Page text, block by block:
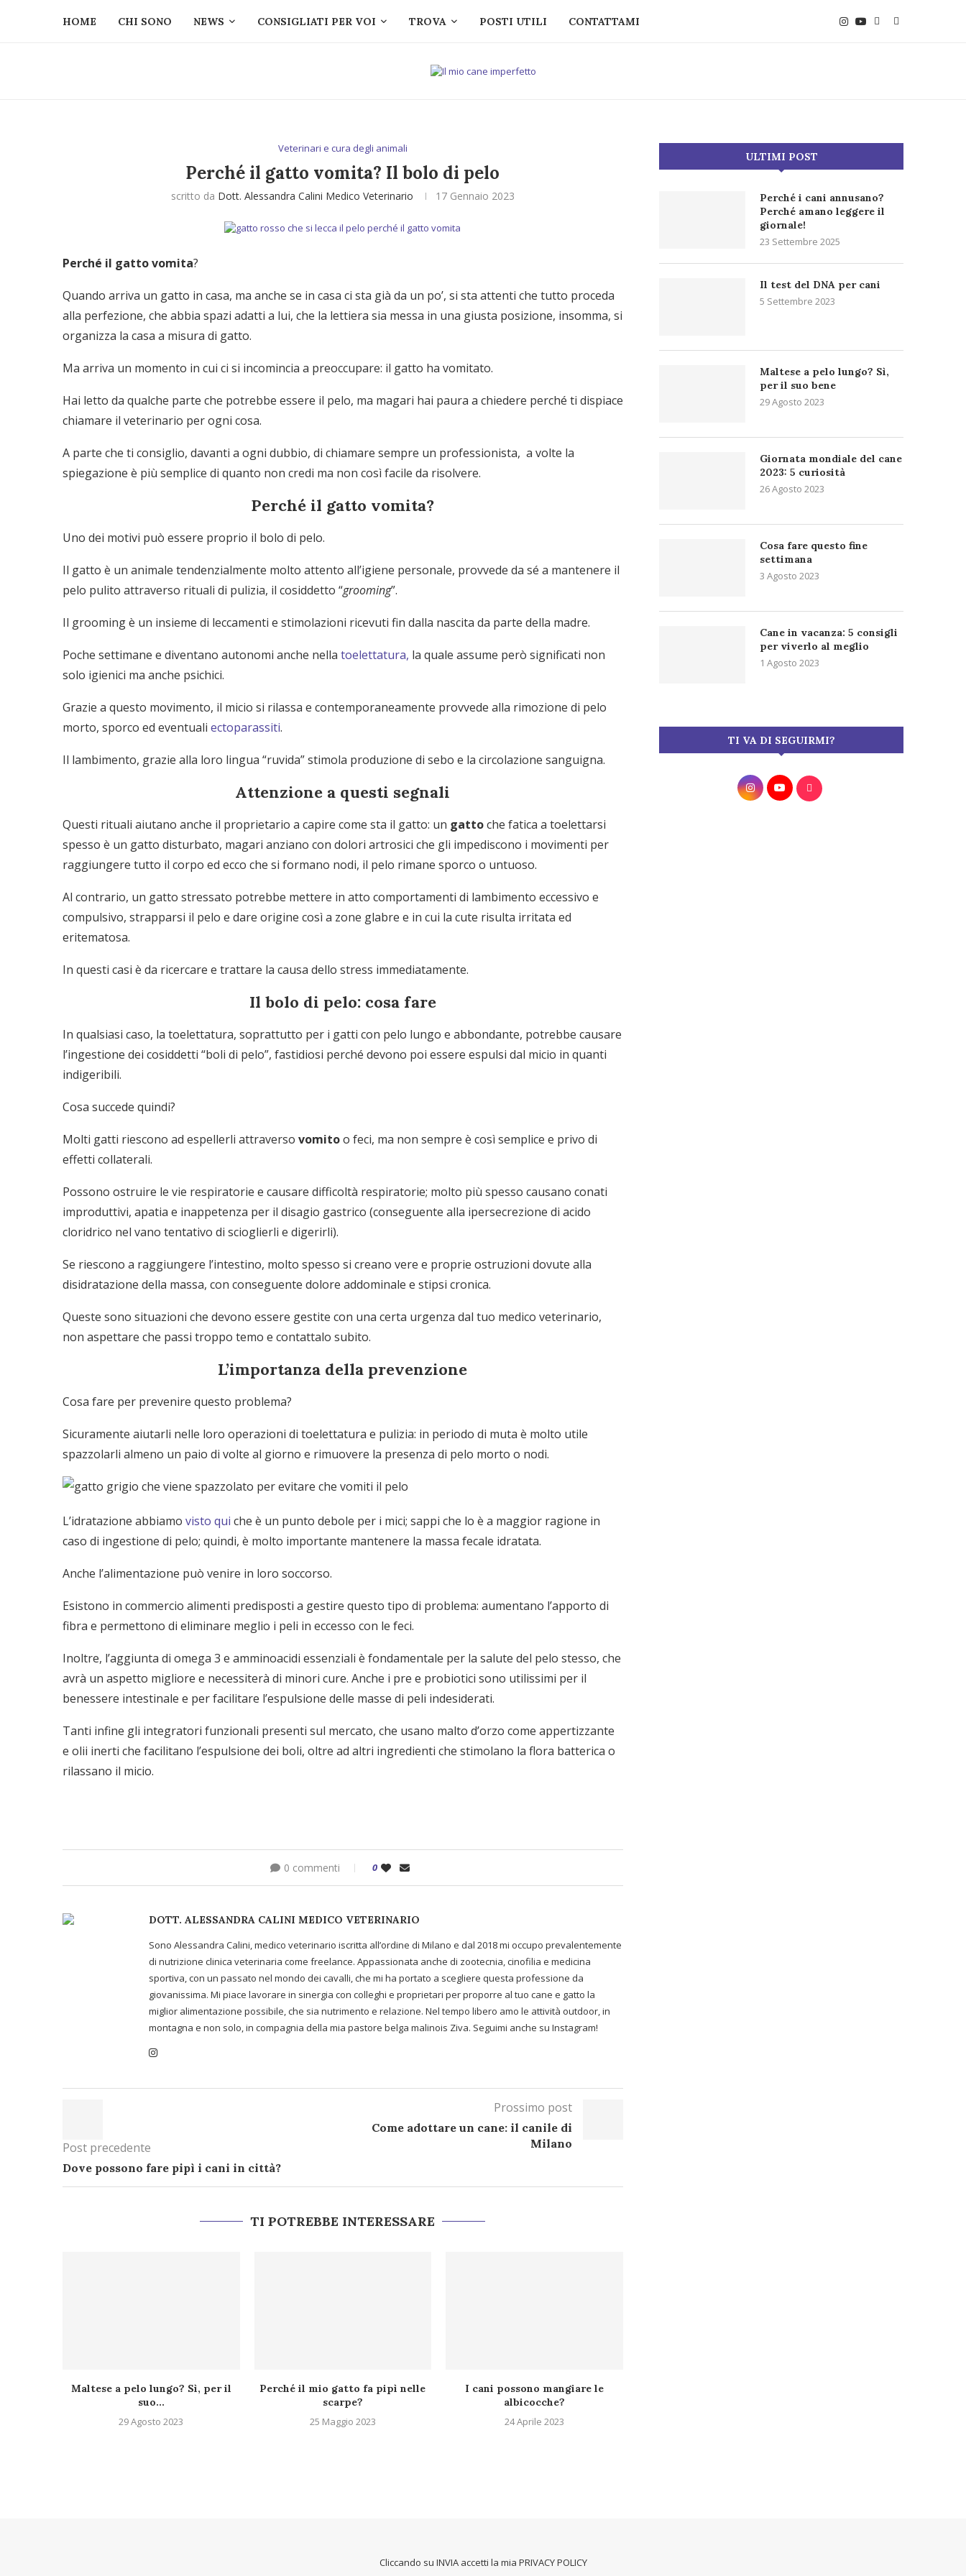
HOME CHI SONO NEWS CONSIGLIATI PER VOI TROVA POSTI UTILI CONTATTAMI
Veterinari e cura degli animali
Perché il gatto vomita? Il bolo di pelo
scritto da Dott. Alessandra Calini Medico Veterinario 17 Gennaio 2023
Perché il gatto vomita?
Quando arriva un gatto in casa, ma anche se in casa ci sta già da un po’, si sta attenti che tutto proceda
alla perfezione, che abbia spazi adatti a lui, che la lettiera sia messa in una giusta posizione, insomma, si
organizza la casa a misura di gatto.
Ma arriva un momento in cui ci si incomincia a preoccupare: il gatto ha vomitato.
Hai letto da qualche parte che potrebbe essere il pelo, ma magari hai paura a chiedere perché ti dispiace
chiamare il veterinario per ogni cosa.
A parte che ti consiglio, davanti a ogni dubbio, di chiamare sempre un professionista, a volte la
spiegazione è più semplice di quanto non credi ma non così facile da risolvere.
Perché il gatto vomita?
Uno dei motivi può essere proprio il bolo di pelo.
Il gatto è un animale tendenzialmente molto attento all’igiene personale, provvede da sé a mantenere il
pelo pulito attraverso rituali di pulizia, il cosiddetto “grooming”.
Il grooming è un insieme di leccamenti e stimolazioni ricevuti fin dalla nascita da parte della madre.
Poche settimane e diventano autonomi anche nella toelettatura, la quale assume però significati non
solo igienici ma anche psichici.
Grazie a questo movimento, il micio si rilassa e contemporaneamente provvede alla rimozione di pelo
morto, sporco ed eventuali ectoparassiti.
Il lambimento, grazie alla loro lingua “ruvida” stimola produzione di sebo e la circolazione sanguigna.
Attenzione a questi segnali
Questi rituali aiutano anche il proprietario a capire come sta il gatto: un gattoche fatica a toelettarsi
spesso è un gatto disturbato, magari anziano con dolori artrosici che gli impediscono i movimenti per
raggiungere tutto il corpo ed ecco che si formano nodi, il pelo rimane sporco o untuoso.
Al contrario, un gatto stressato potrebbe mettere in atto comportamenti di lambimento eccessivo e
compulsivo, strapparsi il pelo e dare origine così a zone glabre e in cui la cute risulta irritata ed
eritematosa.
In questi casi è da ricercare e trattare la causa dello stress immediatamente.
Il bolo di pelo: cosa fare
In qualsiasi caso, la toelettatura, soprattutto per i gatti con pelo lungo e abbondante, potrebbe causare
l’ingestione dei cosiddetti “boli di pelo”, fastidiosi perché devono poi essere espulsi dal micio in quanti
indigeribili.
Cosa succede quindi?
Molti gatti riescono ad espellerli attraverso vomitoo feci, ma non sempre è così semplice e privo di
effetti collaterali.
Possono ostruire le vie respiratorie e causare difficoltà respiratorie; molto più spesso causano conati
improduttivi, apatia e inappetenza per il disagio gastrico (conseguente alla ipersecrezione di acido
cloridrico nel vano tentativo di scioglierli e digerirli).
Se riescono a raggiungere l’intestino, molto spesso si creano vere e proprie ostruzioni dovute alla
disidratazione della massa, con conseguente dolore addominale e stipsi cronica.
Queste sono situazioni che devono essere gestite con una certa urgenza dal tuo medico veterinario,
non aspettare che passi troppo temo e contattalo subito.
L’importanza della prevenzione
Cosa fare per prevenire questo problema?
Sicuramente aiutarli nelle loro operazioni di toelettatura e pulizia: in periodo di muta è molto utile
spazzolarli almeno un paio di volte al giorno e rimuovere la presenza di pelo morto o nodi.
L’idratazione abbiamo visto qui che è un punto debole per i mici; sappi che lo è a maggior ragione in
caso di ingestione di pelo; quindi, è molto importante mantenere la massa fecale idratata.
Anche l’alimentazione può venire in loro soccorso.
Esistono in commercio alimenti predisposti a gestire questo tipo di problema: aumentano l’apporto di
fibra e permettono di eliminare meglio i peli in eccesso con le feci.
Inoltre, l’aggiunta di omega 3 e amminoacidi essenziali è fondamentale per la salute del pelo stesso, che
avrà un aspetto migliore e necessiterà di minori cure. Anche i pre e probiotici sono utilissimi per il
benessere intestinale e per facilitare l’espulsione delle masse di peli indesiderati.
Tanti infine gli integratori funzionali presenti sul mercato, che usano malto d’orzo come appertizzante
e olii inerti che facilitano l’espulsione dei boli, oltre ad altri ingredienti che stimolano la flora batterica o
rilassano il micio.
0 commenti 0
DOTT. ALESSANDRA CALINI MEDICO VETERINARIO
Sono Alessandra Calini, medico veterinario iscritta all’ordine di Milano e dal 2018 mi occupo prevalentemente
di nutrizione clinica veterinaria come freelance. Appassionata anche di zootecnia, cinofilia e medicina
sportiva, con un passato nel mondo dei cavalli, che mi ha portato a scegliere questa professione da
giovanissima. Mi piace lavorare in sinergia con colleghi e proprietari per proporre al tuo cane e gatto la
miglior alimentazione possibile, che sia nutrimento e relazione. Nel tempo libero amo le attività outdoor, in
montagna e non solo, in compagnia della mia pastore belga malinois Ziva. Seguimi anche su Instagram!
Post precedente
Dove possono fare pipì i cani in città?
Prossimo post
Come adottare un cane: il canile di
Milano
TI POTREBBE INTERESSARE
Maltese a pelo lungo? Sì, per il
suo...
29 Agosto 2023
Perché il mio gatto fa pipì nelle
scarpe?
25 Maggio 2023
I cani possono mangiare le
albicocche?
24 Aprile 2023
ULTIMI POST
Perché i cani annusano?
Perché amano leggere il
giornale!
23 Settembre 2025
Il test del DNA per cani
5 Settembre 2023
Maltese a pelo lungo? Sì,
per il suo bene
29 Agosto 2023
Giornata mondiale del cane
2023: 5 curiosità
26 Agosto 2023
Cosa fare questo fine
settimana
3 Agosto 2023
Cane in vacanza: 5 consigli
per viverlo al meglio
1 Agosto 2023
TI VA DI SEGUIRMI?
Cliccando su INVIA accetti la mia PRIVACY POLICY